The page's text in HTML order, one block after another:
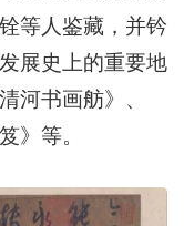
等人鉴藏，并钤
展史上的重要地
河书画舫》、
》等。